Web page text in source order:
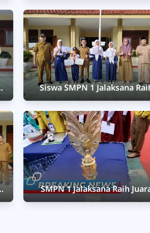
Kuningan
Siswa SMPN 1 Jalaksana
Medali di Kejurnas Pencak
SMPN 1 Jalaksana Raih